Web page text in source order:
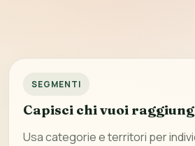
SEGMENTI
Capisci chi vuoi
Usa categorie e territori per